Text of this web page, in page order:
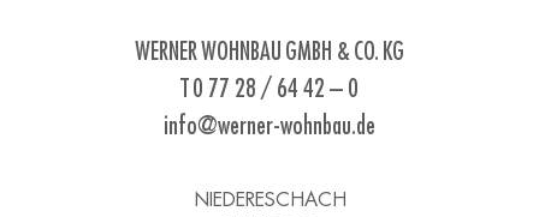
WERNER WOHNBAU GMBH & CO. KG
T 0 77 28 / 64 42 – 0
info@werner-wohnbau.de
NIEDERESCHACH